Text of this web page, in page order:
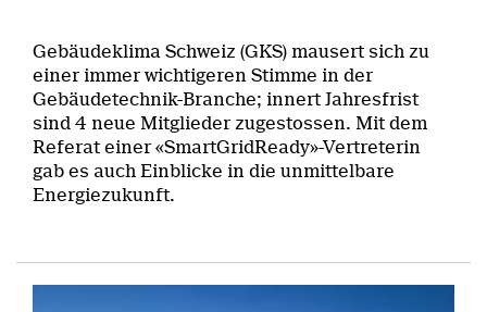
Gebäudeklima Schweiz (GKS) mausert sich zu
einer immer wichtigeren Stimme in der
Gebäudetechnik-Branche; innert Jahresfrist
sind 4 neue Mitglieder zugestossen. Mit dem
Referat einer «SmartGridReady»-Vertreterin
gab es auch Einblicke in die unmittelbare
Energiezukunft.